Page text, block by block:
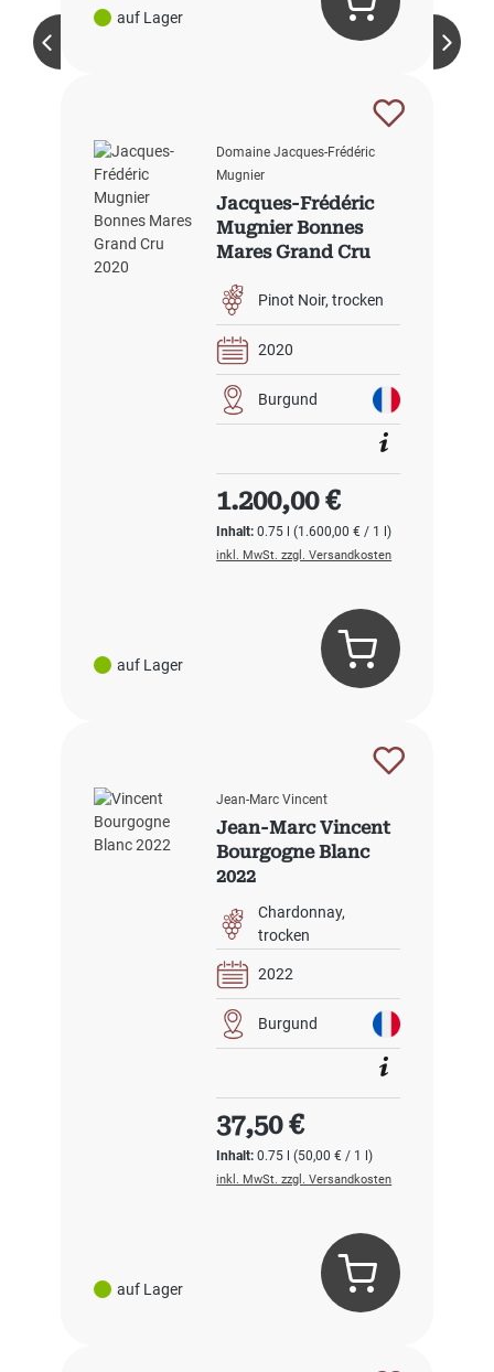
auf Lager
auf Lager
Domaine Jacques-Frédéric
Mugnier
Jacques-Frédéric
Mugnier Bonnes
Mares Grand Cru
Pinot Noir trocken
2020
Burgund
Inhalt:0.75 l(1.600,00 € / 1 l)
Regulärer Preis:
1.200,00 €
inkl. MwSt. zzgl. Versandkosten
auf Lager
Jean-Marc Vincent
Jean-Marc Vincent
Bourgogne Blanc
2022
Chardonnay
trocken
2022
Burgund
Inhalt:0.75 l(50,00 € / 1 l)
Regulärer Preis:
37,50 €
inkl. MwSt. zzgl. Versandkosten